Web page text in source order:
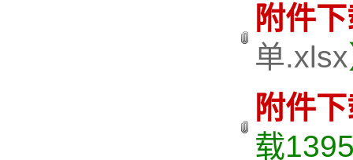
附件
单.xlsx
附件
载